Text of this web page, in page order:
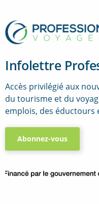
Infolettre
Accès privilégié aux
du tourisme et du
emplois, des éductours
Abonnez-vous